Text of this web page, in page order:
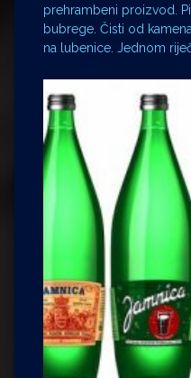
prehrambeni proizvod.
bubrege. Čisti od
na lubenice. Jednom